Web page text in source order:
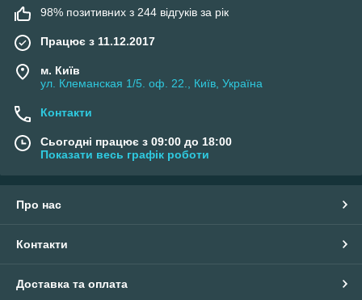
98% позитивних з 244 відгуків за рік
Працює з 11.12.2017
м. Київ
ул. Клеманская 1/5. оф. 22., Київ, Україна
Контакти
Сьогодні працює з 09:00 до 18:00
Показати весь графік роботи
Про нас
Контакти
Доставка та оплата